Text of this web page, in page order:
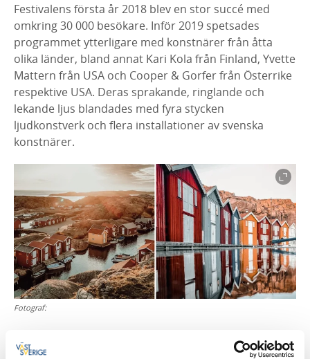
Festivalens första år 2018 blev en stor succé med
omkring 30 000 besökare. Inför 2019 spetsades
programmet ytterligare med konstnärer från åtta
olika länder, bland annat Kari Kola från Finland, Yvette
Mattern från USA och Cooper & Gorfer från Österrike
respektive USA. Deras sprakande, ringlande och
lekande ljus blandades med fyra stycken
ljudkonstverk och flera installationer av svenska
konstnärer.
Fotograf: